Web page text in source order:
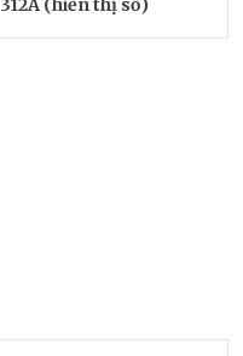
312A (hiển thị số)